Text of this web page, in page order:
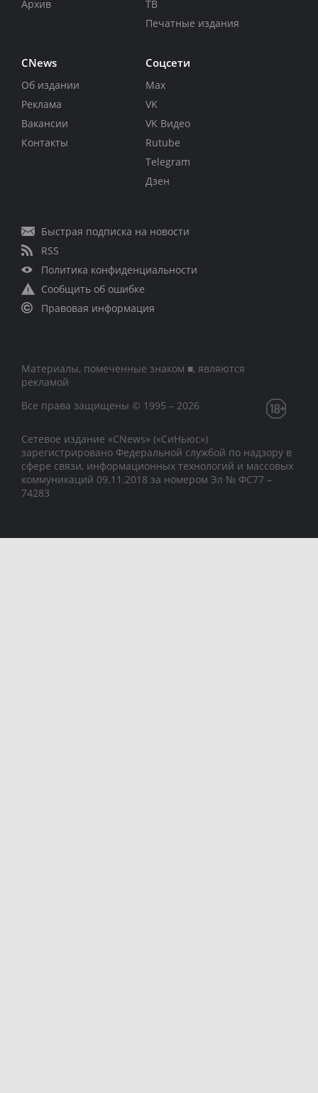
Архив
ТВ
Печатные издания
CNews
Об издании
Реклама
Вакансии
Контакты
Соцсети
Max
VK
VK Видео
Rutube
Telegram
Дзен
Быстрая подписка на новости
RSS
Политика конфиденциальности
Сообщить об ошибке
Правовая информация
Материалы, помеченные знаком ■, являются
рекламой
Все права защищены © 1995 – 2026
Сетевое издание «CNews» («СиНьюс»)
зарегистрировано Федеральной службой по надзору в
сфере связи, информационных технологий и массовых
коммуникаций 09.11.2018 за номером Эл № ФС77 –
74283